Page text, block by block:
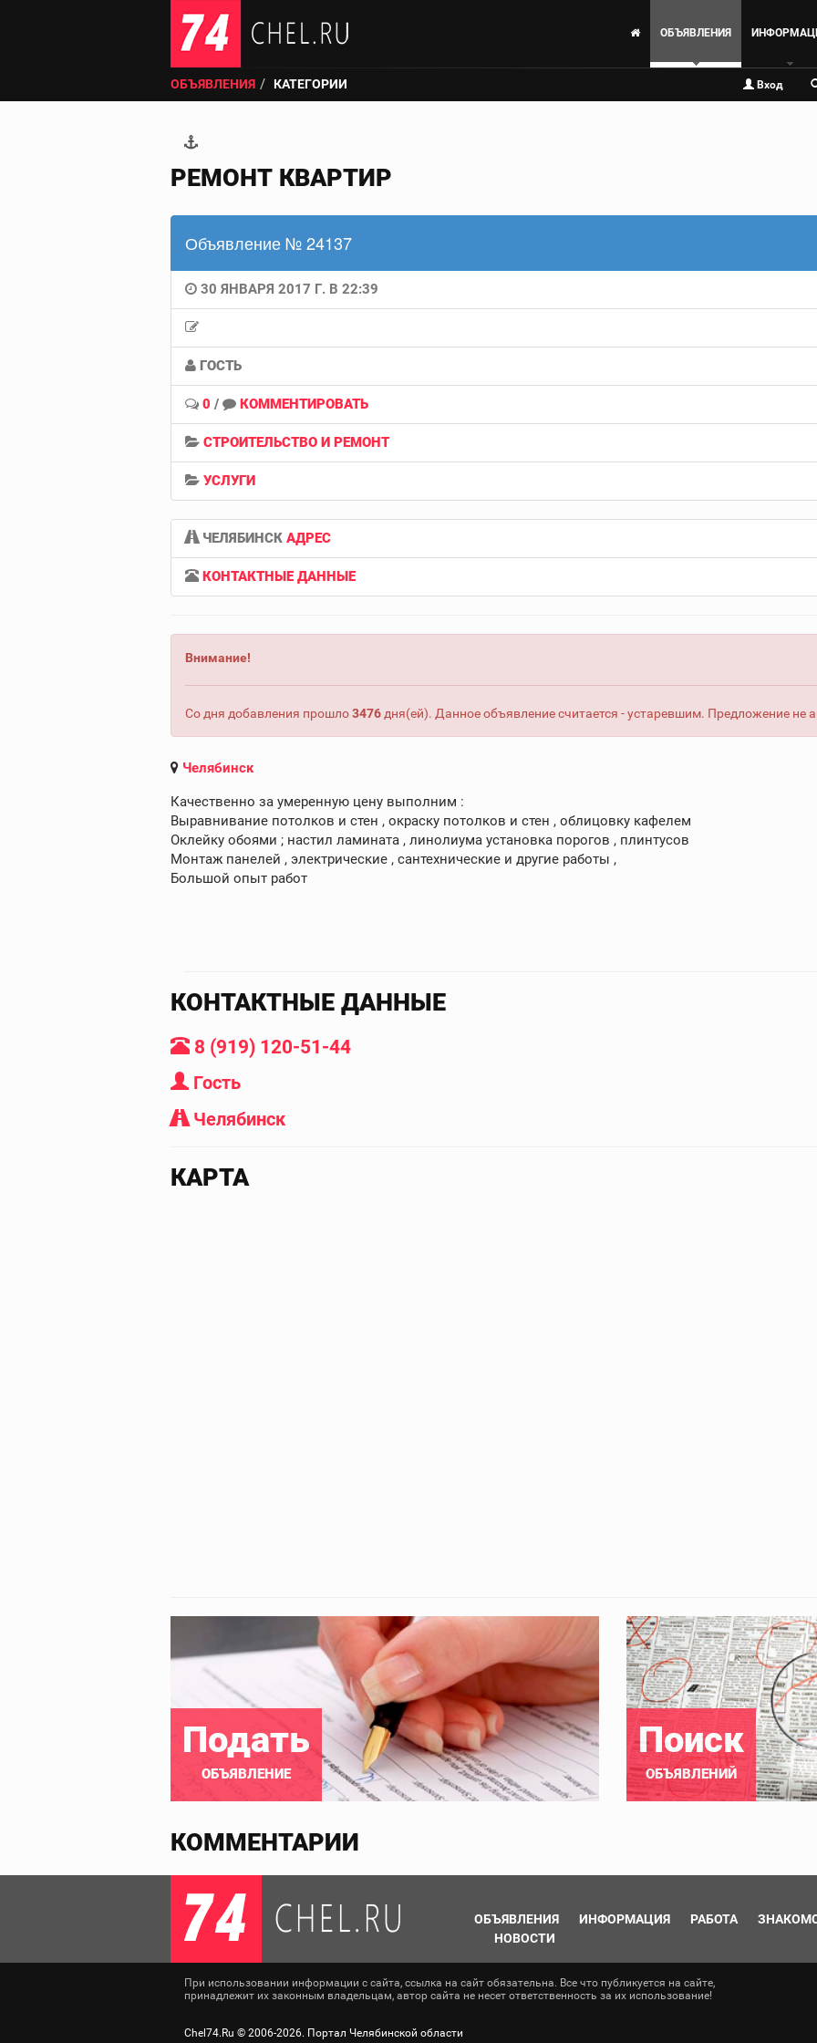
ОБЪЯВЛЕНИЯ
ОБЪЯВЛЕНИЯ КАТЕГОРИИ Вход
РЕМОНТ КВАРТИР
Объявление № 24137
30 ЯНВАРЯ 2017 Г. В 22:39
ГОСТЬ
0 / КОММЕНТИРОВАТЬ
СТРОИТЕЛЬСТВО И РЕМОНТ
УСЛУГИ
ЧЕЛЯБИНСК АДРЕС
КОНТАКТНЫЕ ДАННЫЕ
Внимание!
Со дня добавления прошло3476 дня(ей). Данное объявление считается - устаревшим. Предложение не
Челябинск
Качественно за умеренную цену выполним :
Выравнивание потолков и стен , окраску потолков и стен , облицовку кафелем
Оклейку обоями ; настил ламината , линолиума установка порогов , плинтусов
Монтаж панелей , электрические , сантехнические и другие работы ,
Большой опыт работ
КОНТАКТНЫЕ ДАННЫЕ
8 (919) 120-51-44
Гость
Челябинск
КАРТА
Подать
ОБЪЯВЛЕНИЕ
Поиск
ОБЪЯВЛЕНИЙ
КОММЕНТАРИИ
ОБЪЯВЛЕНИЯ ИНФОРМАЦИЯ РАБОТА
НОВОСТИ
При использовании информации с сайта, ссылка на сайт обязательна. Все что публикуется на сайте,
принадлежит их законным владельцам, автор сайта не несет ответственность за их использование!
Chel74.Ru © 2006-2026. Портал Челябинской области